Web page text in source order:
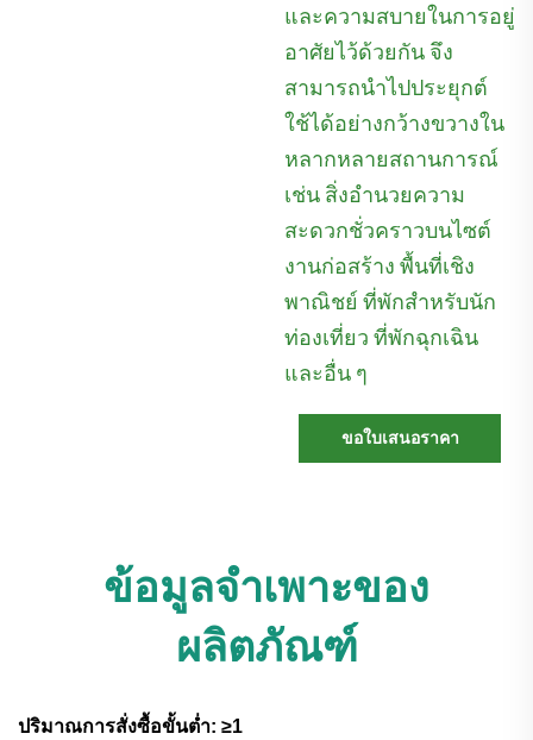
และความสบายในการอยู่
อาศัยไว้ด้วยกัน จึง
สามารถนำไปประยุกต์
ใช้ได้อย่างกว้างขวางใน
หลากหลายสถานการณ์
เช่น สิ่งอำนวยความ
สะดวกชั่วคราวบนไซต์
งานก่อสร้าง พื้นที่เชิง
พาณิชย์ ที่พักสำหรับนัก
ท่องเที่ยว ที่พักฉุกเฉิน
และอื่น ๆ
ขอใบเสนอราคา
ข้อมูลจำเพาะของ
ผลิตภัณฑ์
ปริมาณการสั่งซื้อขั้นต่ำ: ≥1